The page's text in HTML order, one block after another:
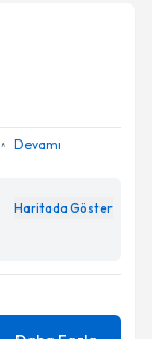
Devamı
Haritada Göster